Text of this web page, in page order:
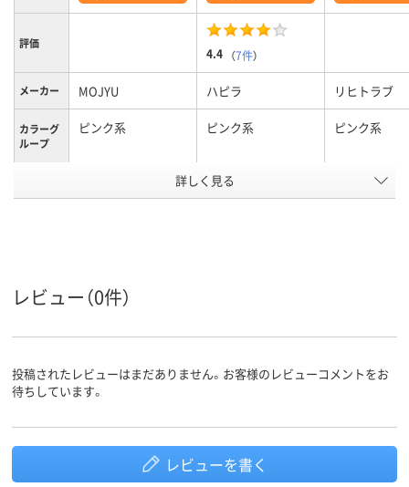
評価
4.4 （7件）
メーカー MOJYU ハピラ リヒトラブ
カラーグ
ループ
ピンク系 ピンク系 ピンク系
35g
詳しく見る
レビュー（0件）
投稿されたレビューはまだありません。お客様のレビューコメントをお
待ちしています。
レビューを書く